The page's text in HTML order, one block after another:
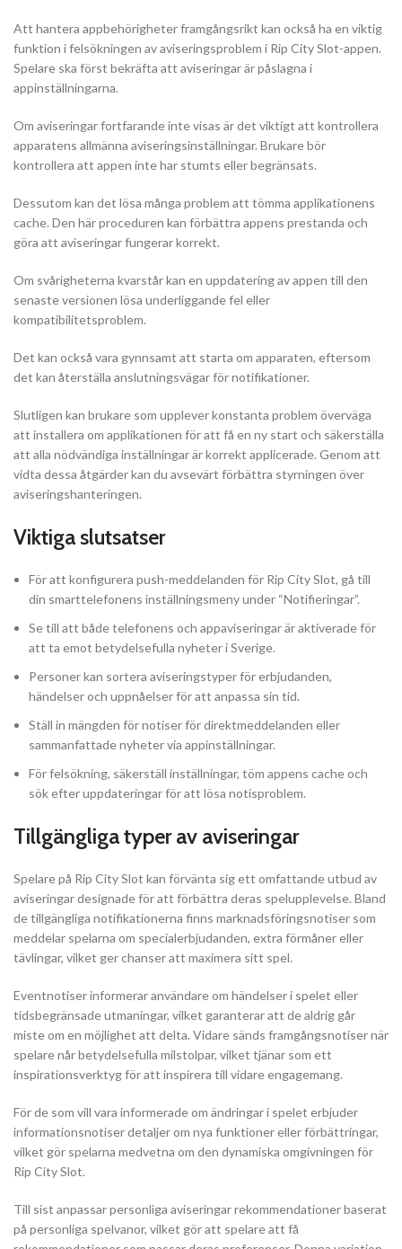
Att hantera appbehörigheter framgångsrikt kan också ha en viktig
funktion i felsökningen av aviseringsproblem i Rip City Slot-appen.
Spelare ska först bekräfta att aviseringar är påslagna i
appinställningarna.
Om aviseringar fortfarande inte visas är det viktigt att kontrollera
apparatens allmänna aviseringsinställningar. Brukare bör
kontrollera att appen inte har stumts eller begränsats.
Dessutom kan det lösa många problem att tömma applikationens
cache. Den här proceduren kan förbättra appens prestanda och
göra att aviseringar fungerar korrekt.
Om svårigheterna kvarstår kan en uppdatering av appen till den
senaste versionen lösa underliggande fel eller
kompatibilitetsproblem.
Det kan också vara gynnsamt att starta om apparaten, eftersom
det kan återställa anslutningsvägar för notifikationer.
Slutligen kan brukare som upplever konstanta problem överväga
att installera om applikationen för att få en ny start och säkerställa
att alla nödvändiga inställningar är korrekt applicerade. Genom att
vidta dessa åtgärder kan du avsevärt förbättra styrningen över
aviseringshanteringen.
Viktiga slutsatser
För att konfigurera push-meddelanden för Rip City Slot, gå till
din smarttelefonens inställningsmeny under “Notifieringar”.
Se till att både telefonens och appaviseringar är aktiverade för
att ta emot betydelsefulla nyheter i Sverige.
Personer kan sortera aviseringstyper för erbjudanden,
händelser och uppnåelser för att anpassa sin tid.
Ställ in mängden för notiser för direktmeddelanden eller
sammanfattade nyheter via appinställningar.
För felsökning, säkerställ inställningar, töm appens cache och
sök efter uppdateringar för att lösa notisproblem.
Tillgängliga typer av aviseringar
Spelare på Rip City Slot kan förvänta sig ett omfattande utbud av
aviseringar designade för att förbättra deras spelupplevelse. Bland
de tillgängliga notifikationerna finns marknadsföringsnotiser som
meddelar spelarna om specialerbjudanden, extra förmåner eller
tävlingar, vilket ger chanser att maximera sitt spel.
Eventnotiser informerar användare om händelser i spelet eller
tidsbegränsade utmaningar, vilket garanterar att de aldrig går
miste om en möjlighet att delta. Vidare sänds framgångsnotiser när
spelare når betydelsefulla milstolpar, vilket tjänar som ett
inspirationsverktyg för att inspirera till vidare engagemang.
För de som vill vara informerade om ändringar i spelet erbjuder
informationsnotiser detaljer om nya funktioner eller förbättringar,
vilket gör spelarna medvetna om den dynamiska omgivningen för
Rip City Slot.
Till sist anpassar personliga aviseringar rekommendationer baserat
på personliga spelvanor, vilket gör att spelare att få